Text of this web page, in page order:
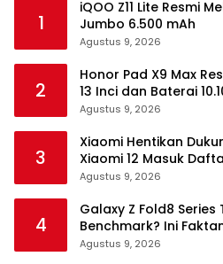
1
iQOO Z11 Lite Resmi
Jumbo 6.500 mAh
Agustus 9, 2026
2
Honor Pad X9 Max
13 Inci dan Baterai
Agustus 9, 2026
3
Xiaomi Hentikan
Xiaomi 12 Masuk
Agustus 9, 2026
4
Galaxy Z Fold8 Series
Benchmark? Ini
Agustus 9, 2026